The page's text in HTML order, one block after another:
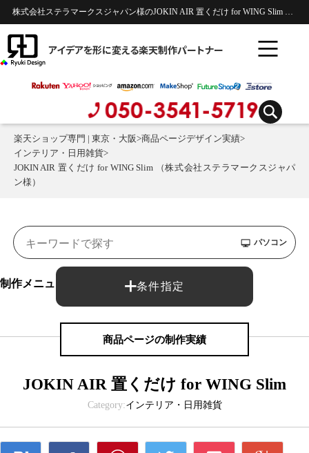
株式会社ステラマークスジャパン様のJOKIN AIR 置くだけ for WING Slim 楽天市場商品ページのデザイン制作実績 | インテリア・日用雑貨
アイデアを形に変える楽天制作パートナー
楽天ショップ専門 | 東京・大阪>商品ページデザイン実績>
インテリア・日用雑貨>
JOKIN AIR 置くだけ for WING Slim （株式会社ステラマークスジャパ
ン様）
条件指定
パソコン
制作メニュー： 商品ページ
商品ページの制作実績
JOKIN AIR 置くだけ for WING Slim
Category:インテリア・日用雑貨